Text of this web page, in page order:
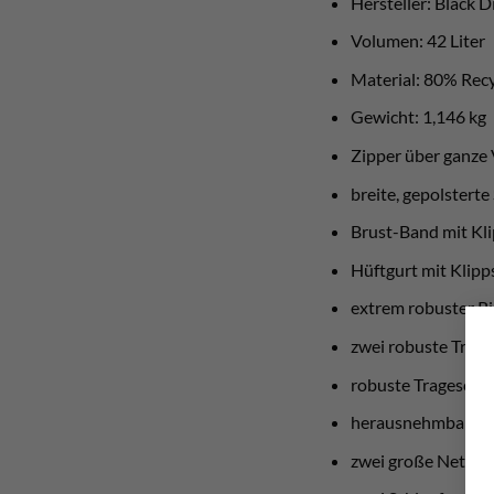
Volumen: 42 Liter
Material: 80%
Gewicht: 1,146 kg
Zipper über
breite,
Brust-Band mit
Hüftgurt mit
extrem robuster
zwei robuste
robuste
herausnehmbare
zwei große Netz-